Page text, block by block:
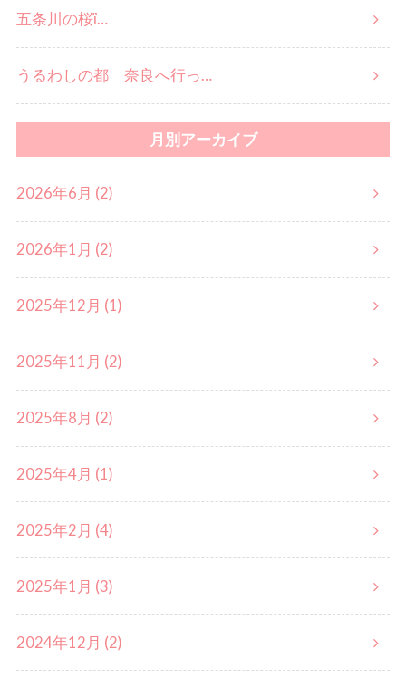
五条川の桜ἳ…
うるわしの都 奈良へ行っ…
月別アーカイブ
2026年6月 (2)
2026年1月 (2)
2025年12月 (1)
2025年11月 (2)
2025年8月 (2)
2025年4月 (1)
2025年2月 (4)
2025年1月 (3)
2024年12月 (2)